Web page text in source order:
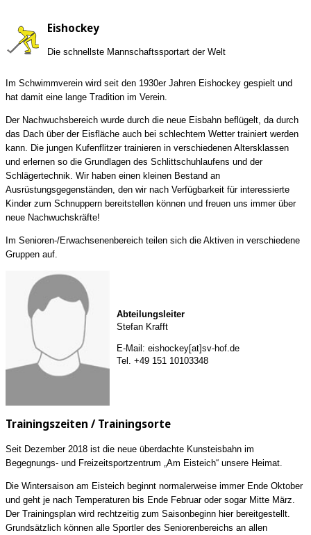
Eishockey
Die schnellste Mannschaftssportart der Welt
Im Schwimmverein wird seit den 1930er Jahren Eishockey gespielt und
hat damit eine lange Tradition im Verein.
Der Nachwuchsbereich wurde durch die neue Eisbahn beflügelt, da durch
das Dach über der Eisfläche auch bei schlechtem Wetter trainiert werden
kann. Die jungen Kufenflitzer trainieren in verschiedenen Altersklassen
und erlernen so die Grundlagen des Schlittschuhlaufens und der
Schlägertechnik. Wir haben einen kleinen Bestand an
Ausrüstungsgegenständen, den wir nach Verfügbarkeit für interessierte
Kinder zum Schnuppern bereitstellen können und freuen uns immer über
neue Nachwuchskräfte!
Im Senioren-/Erwachsenenbereich teilen sich die Aktiven in verschiedene
Gruppen auf.
Abteilungsleiter
Stefan Krafft
E-Mail: eishockey[at]sv-hof.de
Tel. +49 151 10103348
Trainingszeiten / Trainingsorte
Seit Dezember 2018 ist die neue überdachte Kunsteisbahn im
Begegnungs- und Freizeitsportzentrum „Am Eisteich“ unsere Heimat.
Die Wintersaison am Eisteich beginnt normalerweise immer Ende Oktober
und geht je nach Temperaturen bis Ende Februar oder sogar Mitte März.
Der Trainingsplan wird rechtzeitig zum Saisonbeginn hier bereitgestellt.
Grundsätzlich können alle Sportler des Seniorenbereichs an allen